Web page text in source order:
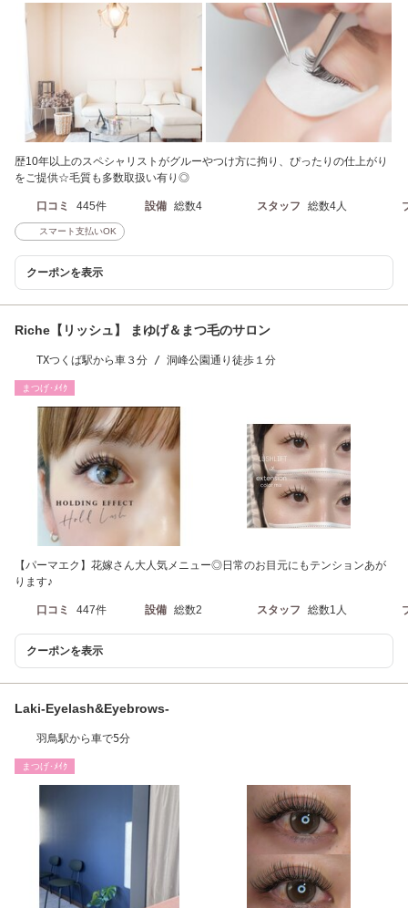
歴10年以上のスペシャリストがグルーやつけ方に拘り、ぴったりの仕上がり
をご提供☆毛質も多数取扱い有り◎
口コミ 445件 設備 総数4 スタッフ 総数4人
スマート支払いOK
クーポンを表示
Riche【リッシュ】 まゆげ＆まつ毛のサロン
TXつくば駅から車３分 / 洞峰公園通り徒歩１分
まつげ･ﾒｲｸ
【パーマエク】花嫁さん大人気メニュー◎日常のお目元にもテンションあが
ります♪
口コミ 447件 設備 総数2 スタッフ 総数1人
クーポンを表示
Laki-Eyelash&Eyebrows-
羽鳥駅から車で5分
まつげ･ﾒｲｸ